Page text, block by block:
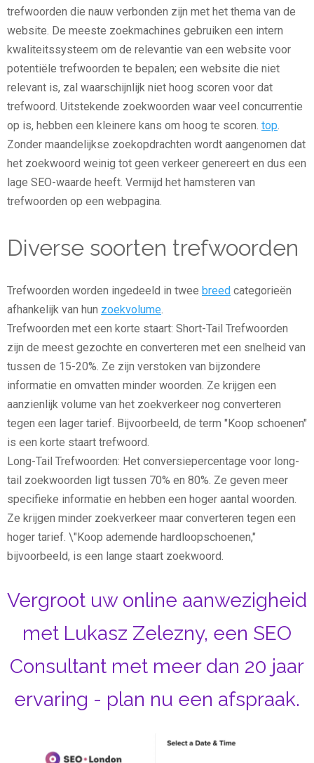
trefwoorden die nauw verbonden zijn met het thema van de
website. De meeste zoekmachines gebruiken een intern
kwaliteitssysteem om de relevantie van een website voor
potentiële trefwoorden te bepalen; een website die niet
relevant is, zal waarschijnlijk niet hoog scoren voor dat
trefwoord. Uitstekende zoekwoorden waar veel concurrentie
op is, hebben een kleinere kans om hoog te scoren. top.
Zonder maandelijkse zoekopdrachten wordt aangenomen dat
het zoekwoord weinig tot geen verkeer genereert en dus een
lage SEO-waarde heeft. Vermijd het hamsteren van
trefwoorden op een webpagina.
Diverse soorten trefwoorden
Trefwoorden worden ingedeeld in twee breed categorieën
afhankelijk van hun zoekvolume.
Trefwoorden met een korte staart: Short-Tail Trefwoorden
zijn de meest gezochte en converteren met een snelheid van
tussen de 15-20%. Ze zijn verstoken van bijzondere
informatie en omvatten minder woorden. Ze krijgen een
aanzienlijk volume van het zoekverkeer nog converteren
tegen een lager tarief. Bijvoorbeeld, de term "Koop schoenen"
is een korte staart trefwoord.
Long-Tail Trefwoorden: Het conversiepercentage voor long-
tail zoekwoorden ligt tussen 70% en 80%. Ze geven meer
specifieke informatie en hebben een hoger aantal woorden.
Ze krijgen minder zoekverkeer maar converteren tegen een
hoger tarief. \"Koop ademende hardloopschoenen,"
bijvoorbeeld, is een lange staart zoekwoord.
Vergroot uw online aanwezigheid
met Lukasz Zelezny, een SEO
Consultant met meer dan 20 jaar
ervaring - plan nu een afspraak.